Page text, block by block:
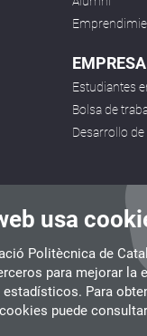
usa
Politècnica de
para mejorar la
Para
puede
EMPRESA
Estudiantes
Bolsa de
Desarrollo
33, 08222 Terrassa